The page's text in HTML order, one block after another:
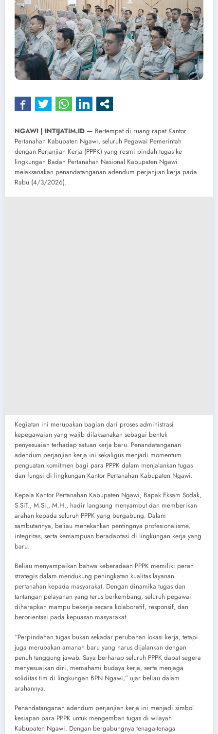
NGAWI | INTIJATIM.ID — Bertempat di ruang rapat Kantor
Pertanahan Kabupaten Ngawi, seluruh Pegawai Pemerintah
dengan Perjanjian Kerja (PPPK) yang resmi pindah tugas ke
lingkungan Badan Pertanahan Nasional Kabupaten Ngawi
melaksanakan penandatanganan adendum perjanjian kerja pada
Rabu (4/3/2026).
Kegiatan ini merupakan bagian dari proses administrasi
kepegawaian yang wajib dilaksanakan sebagai bentuk
penyesuaian terhadap satuan kerja baru. Penandatanganan
adendum perjanjian kerja ini sekaligus menjadi momentum
penguatan komitmen bagi para PPPK dalam menjalankan tugas
dan fungsi di lingkungan Kantor Pertanahan Kabupaten Ngawi.
Kepala Kantor Pertanahan Kabupaten Ngawi, Bapak Eksam Sodak,
S.SiT., M.Si., M.H., hadir langsung menyambut dan memberikan
arahan kepada seluruh PPPK yang bergabung. Dalam
sambutannya, beliau menekankan pentingnya profesionalisme,
integritas, serta kemampuan beradaptasi di lingkungan kerja yang
baru.
Beliau menyampaikan bahwa keberadaan PPPK memiliki peran
strategis dalam mendukung peningkatan kualitas layanan
pertanahan kepada masyarakat. Dengan dinamika tugas dan
tantangan pelayanan yang terus berkembang, seluruh pegawai
diharapkan mampu bekerja secara kolaboratif, responsif, dan
berorientasi pada kepuasan masyarakat.
“Perpindahan tugas bukan sekadar perubahan lokasi kerja, tetapi
juga merupakan amanah baru yang harus dijalankan dengan
penuh tanggung jawab. Saya berharap seluruh PPPK dapat segera
menyesuaikan diri, memahami budaya kerja, serta menjaga
soliditas tim di lingkungan BPN Ngawi,” ujar beliau dalam
arahannya.
Penandatanganan adendum perjanjian kerja ini menjadi simbol
kesiapan para PPPK untuk mengemban tugas di wilayah
Kabupaten Ngawi. Dengan bergabungnya tenaga-tenaga